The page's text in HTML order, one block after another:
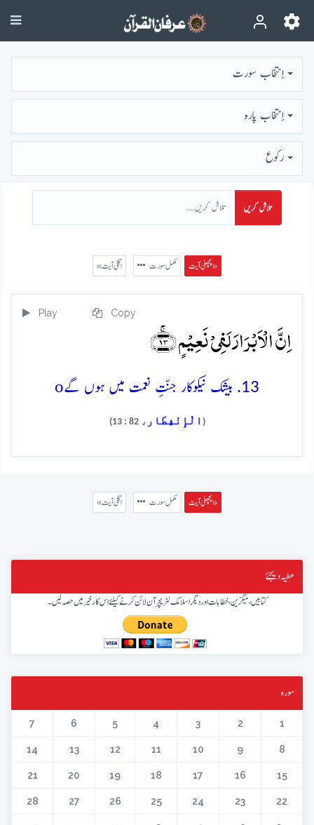
اِنتخاب سورت
اِنتخاب پارہ
رُكوع
تلاش کریں
پچھلی آیت » مکمل سورت « اگلی آیت
Play Copy
اِنَّ الۡاَبۡرَارَ لَفِیۡ نَعِیۡمٍ ﴿ۚ۱۳﴾
13. بیشک نیکوکار جنّتِ نعمت میں ہوں گے o
( الْإِنْفِطَار ، 82 : 13)
پچھلی آیت » مکمل سورت « اگلی آیت
عطیہ دیجئے
کتابیں، میگزین، خطابات اور دیگر اسلامک لٹریچر آن لائن کرنے کیلئے اس کار خیر میں حصہ لیں۔
سورہ
1
2
3
4
5
6
7
8
9
10
11
12
13
14
15
16
17
18
19
20
21
22
23
24
25
26
27
28